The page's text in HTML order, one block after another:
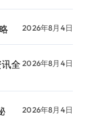
2026年8月4日
全 2026年8月4日
2026年8月4日